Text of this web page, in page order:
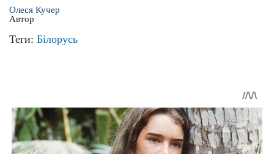
Олеся Кучер
Автор
Теги: Білорусь